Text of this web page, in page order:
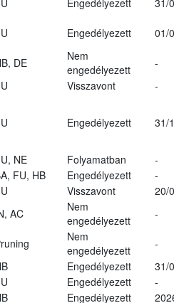
Engedélyezett
31/
Engedélyezett 01/
DE
Nem
engedélyezett
-
Visszavont
-
Engedélyezett 31/
NE Folyamatban
-
FU, HB Engedélyezett
-
Visszavont
20/
AC
Nem
engedélyezett
-
Nem
engedélyezett
-
Engedélyezett
31/
Engedélyezett
-
Engedélyezett